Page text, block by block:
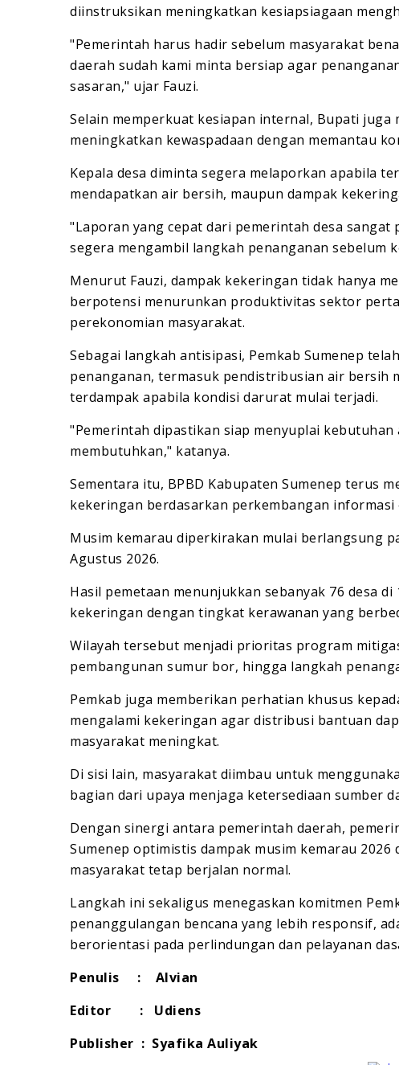
diinstruksikan meningkatkan kesiapsiagaan
"Pemerintah harus hadir sebelum masyarakat
daerah sudah kami minta bersiap agar
sasaran," ujar Fauzi.
Selain memperkuat kesiapan internal, Bupati juga
meningkatkan kewaspadaan dengan memantau
Kepala desa diminta segera melaporkan apabila
mendapatkan air bersih, maupun dampak
"Laporan yang cepat dari pemerintah desa
segera mengambil langkah penanganan sebelum
Menurut Fauzi, dampak kekeringan tidak hanya
berpotensi menurunkan produktivitas sektor
perekonomian masyarakat.
Sebagai langkah antisipasi, Pemkab Sumenep
penanganan, termasuk pendistribusian air bersih
terdampak apabila kondisi darurat mulai terjadi.
"Pemerintah dipastikan siap menyuplai
membutuhkan," katanya.
Sementara itu, BPBD Kabupaten Sumenep terus
kekeringan berdasarkan perkembangan informasi
Musim kemarau diperkirakan mulai berlangsung
Agustus 2026.
Hasil pemetaan menunjukkan sebanyak 76 desa
kekeringan dengan tingkat kerawanan yang
Wilayah tersebut menjadi prioritas program
pembangunan sumur bor, hingga langkah
Pemkab juga memberikan perhatian khusus
mengalami kekeringan agar distribusi bantuan
masyarakat meningkat.
Di sisi lain, masyarakat diimbau untuk
bagian dari upaya menjaga ketersediaan sumber
Dengan sinergi antara pemerintah daerah,
Sumenep optimistis dampak musim kemarau
masyarakat tetap berjalan normal.
Langkah ini sekaligus menegaskan komitmen
penanggulangan bencana yang lebih responsif,
berorientasi pada perlindungan dan pelayanan
Penulis : Alvian
Editor : Udiens
Publisher : Syafika Auliyak